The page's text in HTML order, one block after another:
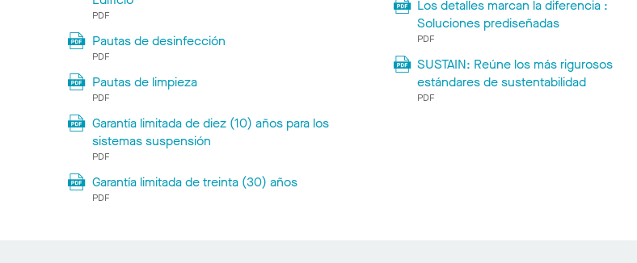
PDF
Pautas de desinfección
PDF
Pautas de limpieza
PDF
Garantía limitada de diez (10) años para los
sistemas suspensión
PDF
Garantía limitada de treinta (30) años
PDF
Los detalles marcan la diferencia :
Soluciones prediseñadas
PDF
SUSTAIN: Reúne los más rigurosos
estándares de sustentabilidad
PDF